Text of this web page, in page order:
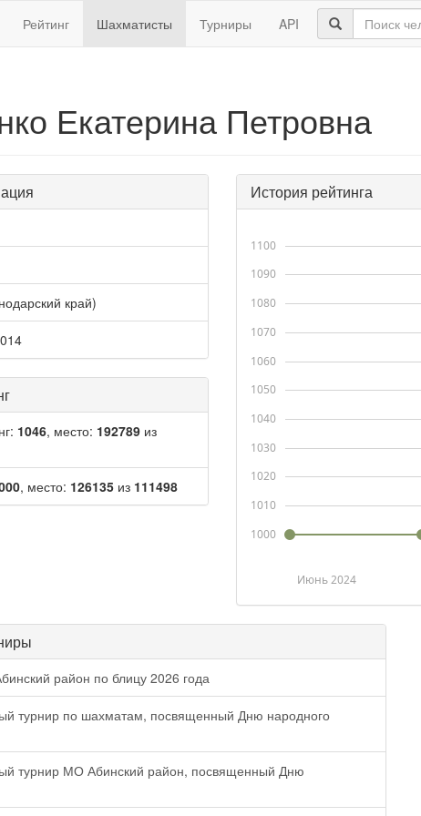
Рейтинг Шахматисты Турниры API
Екатерина Петровна
край)
1046, место: 192789 из
, место: 126135 из 111498
История рейтинга
Июнь 2024
1000
1010
1020
1030
1040
1050
1060
1070
1080
1090
1100
район по блицу 2026 года
турнир по шахматам, посвященный Дню народного
турнир МО Абинский район, посвященный Дню